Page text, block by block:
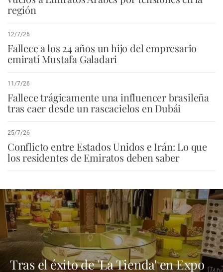
región
12/7/26
Fallece a los 24 años un hijo del empresario
emiratí Mustafa Galadari
11/7/26
Fallece trágicamente una influencer brasileña
tras caer desde un rascacielos en Dubái
25/7/26
Conflicto entre Estados Unidos e Irán: Lo que
los residentes de Emiratos deben saber
Tras el éxito de 'La Tienda' en Expo